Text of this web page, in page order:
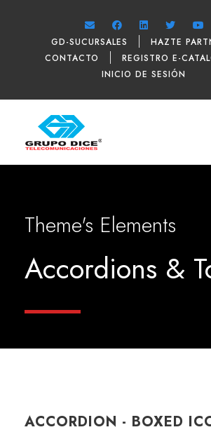
GD-SUCURSALES
HAZTE
CONTACTO
REGISTRO E-
INICIO DE SESIÓN
Theme's Elements
Accordions &
ACCORDION - BOXED